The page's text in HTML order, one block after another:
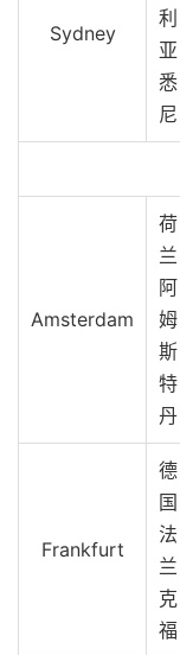
Sydney
利
亚
悉
尼
Amsterdam
荷
兰
阿
姆
斯
特
丹
Frankfurt
德
国
法
兰
克
福